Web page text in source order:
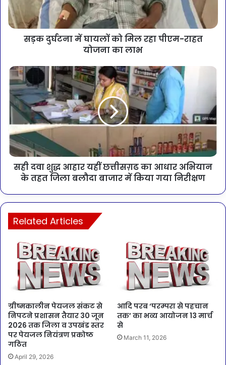
सड़क दुर्घटना में घायलों को मिल रहा पीएम-राहत
योजना का लाभ
सही दवा शुद्ध आहार यहीं छत्तीसग़ढ का आधार अभियान
के तहत जिला बलौदा बाजार में किया गया निरीक्षण
Related Articles
ग्रीष्मकालीन पेयजल संकट से
निपटने प्रशासन तैयार 30 जून
2026 तक जिला व उपखंड स्तर
पर पेयजल नियंत्रण प्रकोष्ठ
गठित
April 29, 2026
आदि परब ‘परम्परा से पहचान
तक’ का भव्य आयोजन 13 मार्च
से
March 11, 2026